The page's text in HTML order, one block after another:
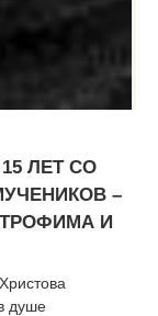
ЛЕТ СО
–
И
душе